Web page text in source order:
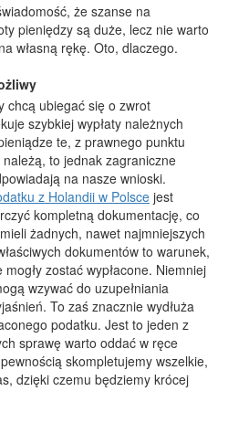
że szanse na
pieniędzy są duże, lecz nie warto
własną rękę. Oto, dlaczego.
chcą ubiegać się o zwrot
szybkiej wypłaty należnych
te, z prawnego punktu
to jednak zagraniczne
na nasze wnioski.
z Holandii w Polsce jest
kompletną dokumentację, co
żadnych, nawet najmniejszych
dokumentów to warunek,
zostać wypłacone. Niemniej
wzywać do uzupełniania
To zaś znacznie wydłuża
podatku. Jest to jeden z
sprawę warto oddać w ręce
skompletujemy wszelkie,
dzięki czemu będziemy krócej